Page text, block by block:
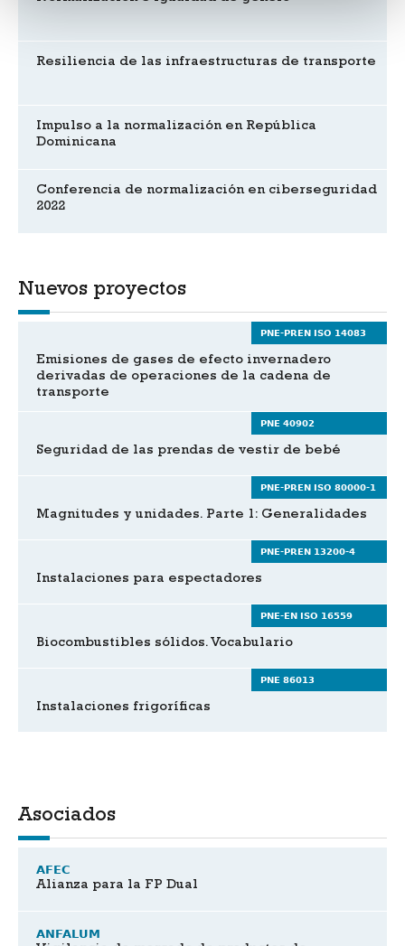
Resiliencia de las infraestructuras de transporte
Impulso a la normalización en República
Dominicana
Conferencia de normalización en ciberseguridad
2022
Nuevos proyectos
PNE-PREN ISO 14083
Emisiones de gases de efecto invernadero
derivadas de operaciones de la cadena de
transporte
PNE 40902
Seguridad de las prendas de vestir de bebé
PNE-PREN ISO 80000-1
Magnitudes y unidades. Parte 1: Generalidades
PNE-PREN 13200-4
Instalaciones para espectadores
PNE-EN ISO 16559
Biocombustibles sólidos. Vocabulario
PNE 86013
Instalaciones frigoríficas
Asociados
AFEC
Alianza para la FP Dual
ANFALUM